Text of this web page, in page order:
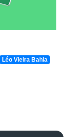
Léo Vieira Bahia